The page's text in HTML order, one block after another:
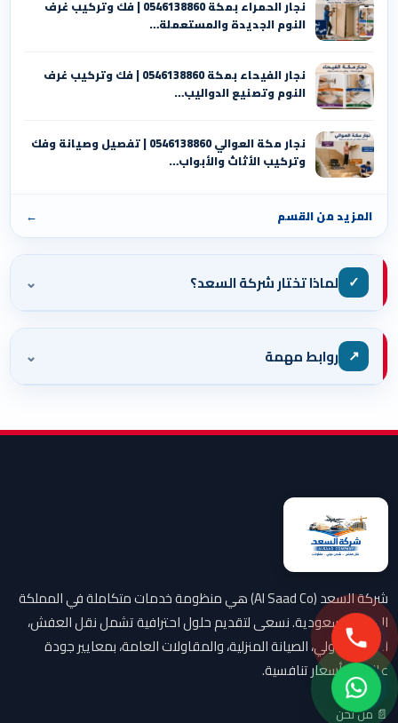
نجار الحمراء بمكة 0546138860⁩ | فك وتركيب غرف
النوم الجديدة والمستعملة…
نجار الفيحاء بمكة 0546138860⁩ | فك وتركيب غرف
النوم وتصنيع الدواليب…
نجار مكة العوالي 0546138860⁩ | تفصيل وصيانة وفك
وتركيب الأثاث والأبواب…
المزيد من القسم ←
✓ لماذا تختار شركة السعد؟ ⌄
↗ روابط مهمة ⌄
شركة السعد (Al Saad Co) هي منظومة خدمات متكاملة في المملكة
العربية السعودية. نسعى لتقديم حلول احترافية تشمل نقل العفش،
الشحن الدولي، الصيانة المنزلية، والمقاولات العامة، بمعايير جودة
عالمية وأسعار تنافسية.
📄 من نحن